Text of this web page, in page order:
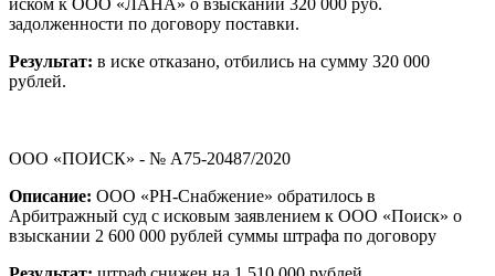
задолженности по договору поставки.
Результат: в иске отказано, отбились на сумму 320 000
рублей.
ООО «ПОИСК» - № А75-20487/2020
Описание: ООО «РН-Снабжение» обратилось в
Арбитражный суд с исковым заявлением к ООО «Поиск» о
взыскании 2 600 000 рублей суммы штрафа по договору